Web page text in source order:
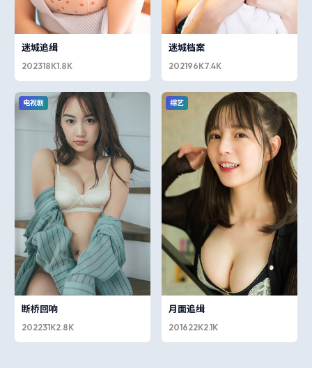
迷城追缉
202318K1.8K
迷城档案
202196K7.4K
电视剧
断桥回响
202231K2.8K
综艺
月面追缉
201622K2.1K